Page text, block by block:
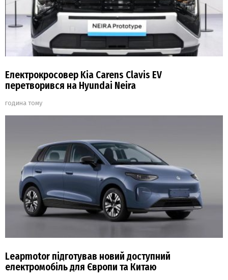
Електрокросовер Kia Carens Clavis EV
перетворився на Hyundai Neira
година тому
Leapmotor підготував новий доступний
електромобіль для Європи та Китаю